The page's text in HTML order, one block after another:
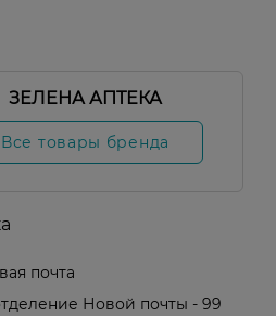
ЗЕЛЕНА АПТЕКА
Все товары бренда
почта
Новой почты - 99